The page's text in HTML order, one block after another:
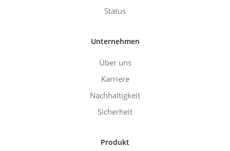
Status
Unternehmen
Über uns
Karriere
Nachhaltigkeit
Sicherheit
Produkt